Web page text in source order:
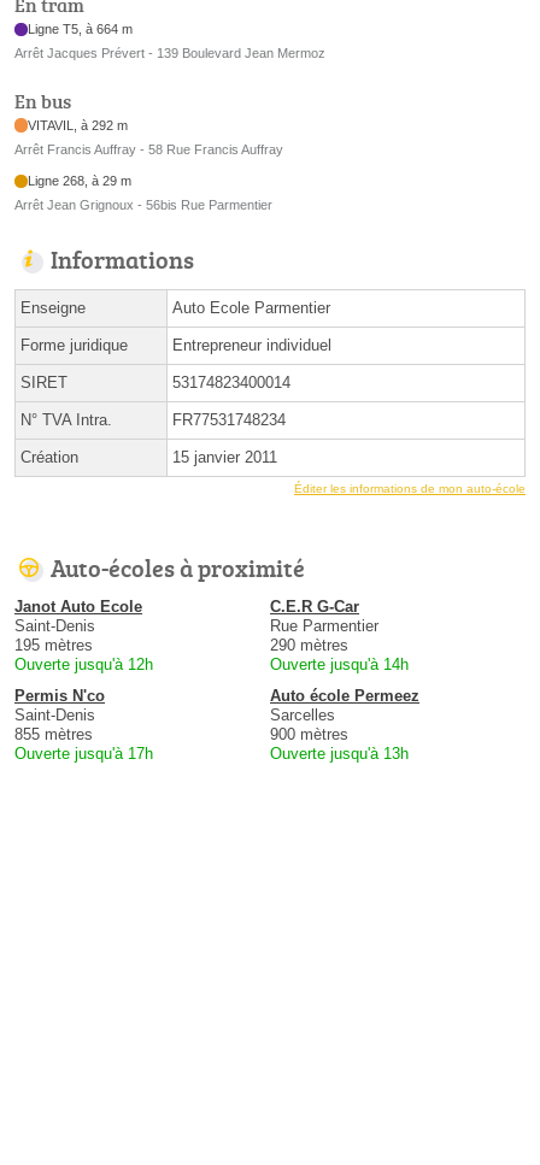
En tram
Ligne T5, à 664 m
Arrêt Jacques Prévert - 139 Boulevard Jean Mermoz
En bus
VITAVIL, à 292 m
Arrêt Francis Auffray - 58 Rue Francis Auffray
Ligne 268, à 29 m
Arrêt Jean Grignoux - 56bis Rue Parmentier
Informations
Enseigne Auto Ecole Parmentier
Forme juridique Entrepreneur individuel
SIRET 53174823400014
N° TVA Intra. FR77531748234
Création 15 janvier 2011
Éditer les informations de mon auto-école
Auto-écoles à proximité
Janot Auto Ecole
Saint-Denis
195 mètres
Ouverte jusqu'à 12h
C.E.R G-Car
Rue Parmentier
290 mètres
Ouverte jusqu'à 14h
Permis N'co
Saint-Denis
855 mètres
Ouverte jusqu'à 17h
Auto école Permeez
Sarcelles
900 mètres
Ouverte jusqu'à 13h